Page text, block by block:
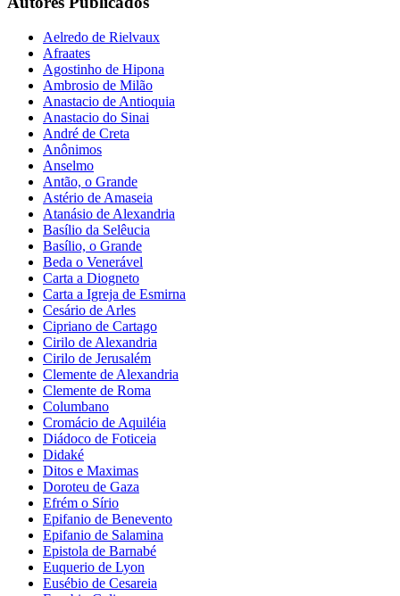
Aelredo de Rielvaux
Afraates
Agostinho de Hipona
Ambrosio de Milão
Anastacio de Antioquia
Anastacio do Sinai
André de Creta
Anônimos
Anselmo
Antão, o Grande
Astério de Amaseia
Atanásio de Alexandria
Basílio da Selêucia
Basílio, o Grande
Beda o Venerável
Carta a Diogneto
Carta a Igreja de Esmirna
Cesário de Arles
Cipriano de Cartago
Cirilo de Alexandria
Cirilo de Jerusalém
Clemente de Alexandria
Clemente de Roma
Columbano
Cromácio de Aquiléia
Diádoco de Foticeia
Didaké
Ditos e Maximas
Doroteu de Gaza
Efrém o Sírio
Epifanio de Benevento
Epifanio de Salamina
Epistola de Barnabé
Euquerio de Lyon
Eusébio de Cesareia